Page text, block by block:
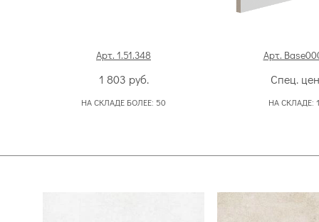
Арт. 1.51.348
1 803 руб.
НА СКЛАДЕ БОЛЕЕ: 50
Арт.
Спец.
НА СКЛАДЕ: